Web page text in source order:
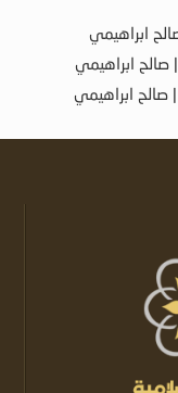
ابراهيمي
صالح ابراهيمي
صالح ابراهيمي